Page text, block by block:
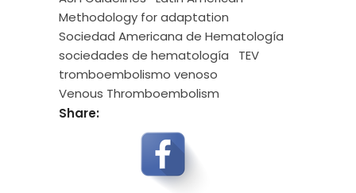
Methodology for adaptation
Sociedad Americana de Hematología
sociedades de hematología
TEV
tromboembolismo venoso
Venous Thromboembolism
Share: